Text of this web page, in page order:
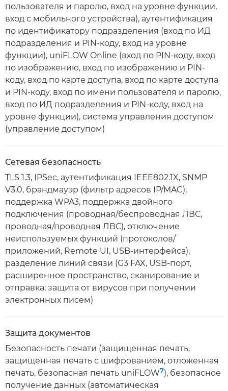
пользователя и паролю, вход на уровне функции,
вход с мобильного устройства), аутентификация
по идентификатору подразделения (вход по ИД
подразделения и PIN-коду, вход на уровне
функции), uniFLOW Online (вход по PIN-коду, вход
по изображению, вход по изображению и PIN-
коду, вход по карте доступа, вход по карте доступа
и PIN-коду, вход по имени пользователя и паролю,
вход по ИД подразделения и PIN-коду, вход на
уровне функции), система управления доступом
(управление доступом)
Сетевая безопасность
TLS 1.3, IPSec, аутентификация IEEE802.1X, SNMP
V3.0, брандмауэр (фильтр адресов IP/MAC),
поддержка WPA3, поддержка двойного
подключения (проводная/беспроводная ЛВС,
проводная/проводная ЛВС), отключение
неиспользуемых функций (протоколов/
приложений, Remote UI, USB-интерфейса),
разделение линий связи (G3 FAX, USB-порт,
расширенное пространство, сканирование и
отправка; защита от вирусов при получении
электронных писем)
Защита документов
Безопасность печати (защищенная печать,
защищенная печать с шифрованием, отложенная
печать, безопасная печать uniFLOW7), безопасное
получение данных (автоматическая